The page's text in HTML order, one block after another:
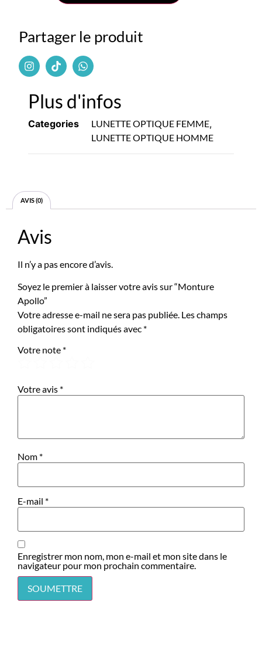
Partager le produit
Plus d'infos
Categories LUNETTE OPTIQUE FEMME,
LUNETTE OPTIQUE HOMME
AVIS (0)
Avis
Il n’y a pas encore d’avis.
Soyez le premier à laisser votre avis sur “Monture
Apollo”
Votre adresse e-mail ne sera pas publiée. Les champs
obligatoires sont indiqués avec *
Votre note *
Votre avis *
Nom *
E-mail *
Enregistrer mon nom, mon e-mail et mon site dans le
navigateur pour mon prochain commentaire.